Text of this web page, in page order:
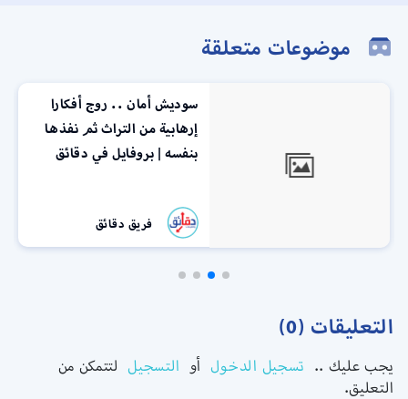
موضوعات متعلقة
سوديش أمان .. روج أفكارا
إرهابية من التراث ثم نفذها
بنفسه | بروفايل في دقائق
فريق دقائق
التعليقات (0)
يجب عليك .. تسجيل الدخول أو التسجيل لتتمكن من
التعليق.